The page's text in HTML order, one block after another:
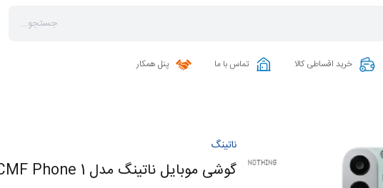
خرید اقساطی کالا تماس با ما پنل همکار
ناتینگ
گوشی موبایل ناتینگ مدل CMF Phone 1 ظرفیت 256 گیگابایت رم 8 گیگابایت | 5G